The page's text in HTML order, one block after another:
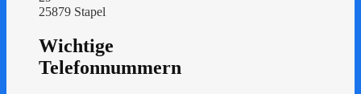
25879 Stapel
Wichtige
Telefonnummern